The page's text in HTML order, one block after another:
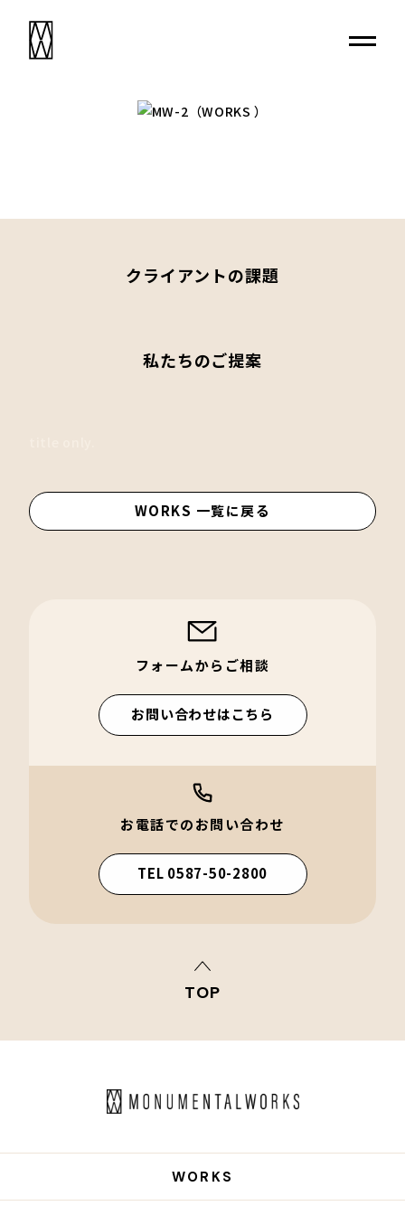
クライアントの課題
私たちのご提案
WORKS 一覧に戻る
フォームからご相談
お問い合わせはこちら
お電話でのお問い合わせ
TEL 0587-50-2800
TOP
WORKS